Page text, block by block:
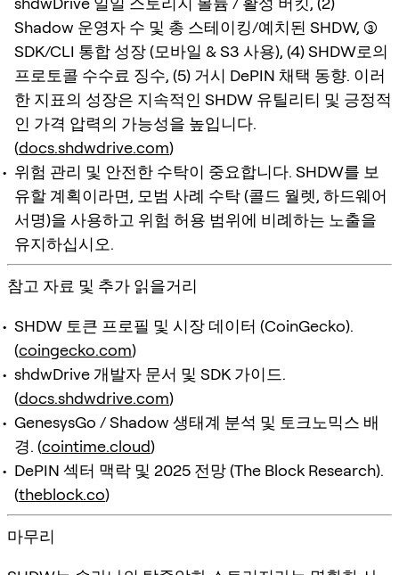
Shadow 운영자 수 및 총 스테이킹/예치된 SHDW, (3)
SDK/CLI 통합 성장 (모바일 & S3 사용), (4) SHDW로의
프로토콜 수수료 징수, (5) 거시 DePIN 채택 동향. 이러
한 지표의 성장은 지속적인 SHDW 유틸리티 및 긍정적
인 가격 압력의 가능성을 높입니다.
(docs.shdwdrive.com)
위험 관리 및 안전한 수탁이 중요합니다. SHDW를 보
유할 계획이라면, 모범 사례 수탁 (콜드 월렛, 하드웨어
서명)을 사용하고 위험 허용 범위에 비례하는 노출을
유지하십시오.
참고 자료 및 추가 읽을거리
SHDW 토큰 프로필 및 시장 데이터 (CoinGecko).
(coingecko.com)
shdwDrive 개발자 문서 및 SDK 가이드.
(docs.shdwdrive.com)
GenesysGo / Shadow 생태계 분석 및 토크노믹스 배
경. (cointime.cloud)
DePIN 섹터 맥락 및 2025 전망 (The Block Research).
(theblock.co)
마무리